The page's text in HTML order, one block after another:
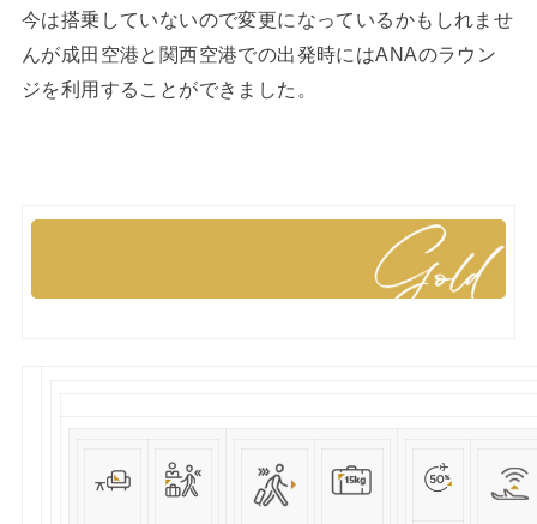
今は搭乗していないので変更になっているかもしれませ
んが成田空港と関西空港での出発時にはANAのラウン
ジを利用することができました。